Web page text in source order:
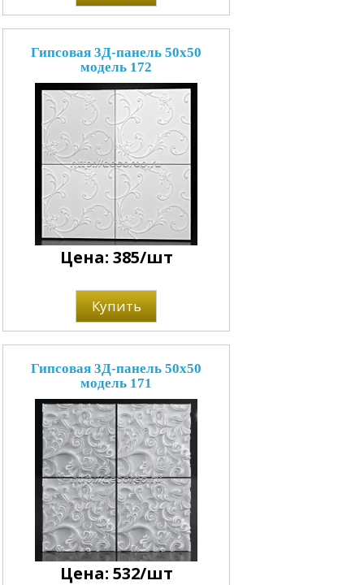
Гипсовая 3Д-панель 50x50
модель 172
Цена: 385/шт
Купить
Гипсовая 3Д-панель 50x50
модель 171
Цена: 532/шт